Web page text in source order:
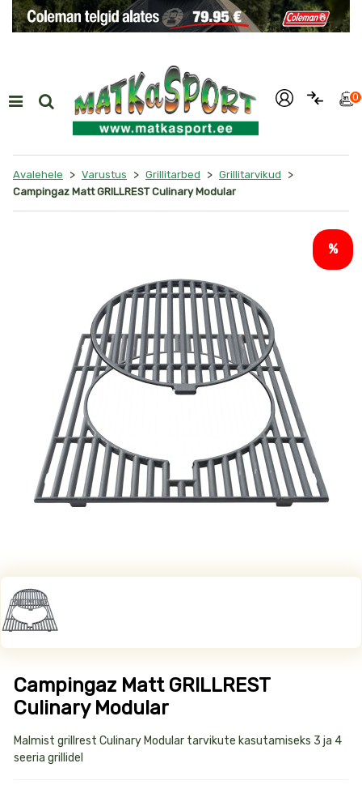
0
Avalehele > Varustus > Grillitarbed > Grillitarvikud >
Campingaz Matt GRILLREST Culinary Modular
%
Campingaz Matt GRILLREST
Culinary Modular
Toote
informatsioon
Malmist grillrest Culinary Modular tarvikute kasutamiseks 3 ja 4
seeria grillidel